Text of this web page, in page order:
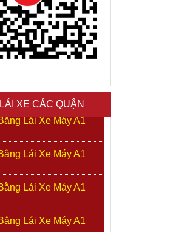
XE CÁC QUẬN
Lái Xe Máy A1
Lái Xe Máy A1
Lái Xe Máy A1
Lái Xe Máy A1